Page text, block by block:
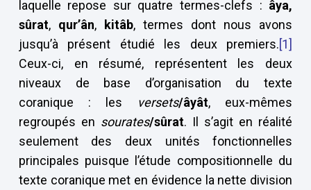
laquelle repose sur quatre termes-clefs : âya,
sûrat, qur’ân, kitâb, termes dont nous avons
jusqu’à présent étudié les deux premiers.[1]
Ceux-ci, en résumé, représentent les deux
niveaux de base d’organisation du texte
coranique : les
versets/âyât, eux-mêmes
regroupés en sourates/sûrat. Il s’agit en réalité
seulement des deux unités fonctionnelles
principales puisque l’étude compositionnelle du
texte coranique met en évidence la nette division